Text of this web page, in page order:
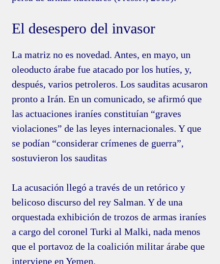
El desespero del invasor
La matriz no es novedad. Antes, en mayo, un
oleoducto árabe fue atacado por los hutíes, y,
después, varios petroleros. Los sauditas acusaron
pronto a Irán. En un comunicado, se afirmó que
las actuaciones iraníes constituían “graves
violaciones” de las leyes internacionales. Y que
se podían “considerar crímenes de guerra”,
sostuvieron los sauditas
La acusación llegó a través de un retórico y
belicoso discurso del rey Salman. Y de una
orquestada exhibición de trozos de armas iraníes
a cargo del coronel Turki al Malki, nada menos
que el portavoz de la coalición militar árabe que
interviene en Yemen.